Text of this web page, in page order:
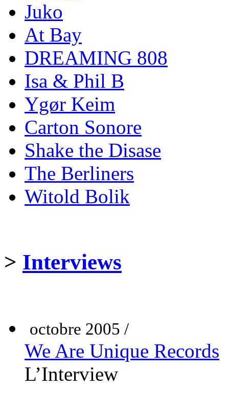
Juko
At Bay
DREAMING 808
Isa & Phil B
Ygør Keim
Carton Sonore
Shake the Disase
The Berliners
Witold Bolik
> Interviews
octobre 2005 /
We Are Unique Records
L’Interview